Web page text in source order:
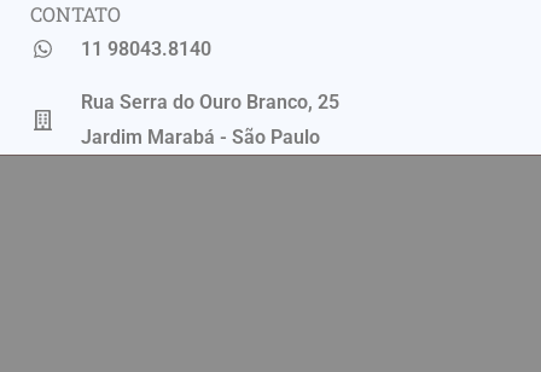
CONTATO
11 98043.8140
Rua Serra do Ouro Branco, 25
Jardim Marabá - São Paulo